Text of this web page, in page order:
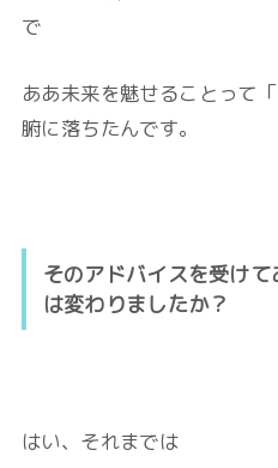
で
ああ未来を魅せることって
腑に落ちたんです。
そのアドバイスを受け
は変わりましたか？
はい、それまでは